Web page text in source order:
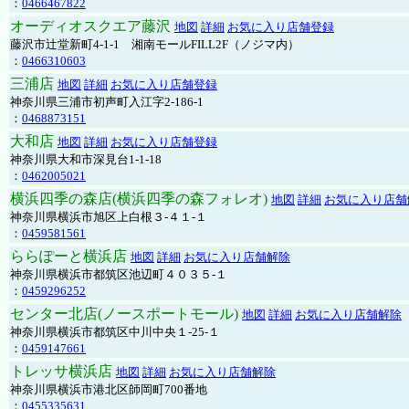
： 0466467822
オーディオスクエア藤沢 地図 詳細 お気に入り店舗登録
藤沢市辻堂新町4-1-1 湘南モールFILL2F（ノジマ内）
： 0466310603
三浦店 地図 詳細 お気に入り店舗登録
神奈川県三浦市初声町入江字2-186-1
： 0468873151
大和店 地図 詳細 お気に入り店舗登録
神奈川県大和市深見台1-1-18
： 0462005021
横浜四季の森店(横浜四季の森フォレオ) 地図 詳細 お気に入り店
神奈川県横浜市旭区上白根３-４１-１
： 0459581561
ららぽーと横浜店 地図 詳細 お気に入り店舗解除
神奈川県横浜市都筑区池辺町４０３５-１
： 0459296252
センター北店(ノースポートモール) 地図 詳細 お気に入り店舗解除
神奈川県横浜市都筑区中川中央１-25-１
： 0459147661
トレッサ横浜店 地図 詳細 お気に入り店舗解除
神奈川県横浜市港北区師岡町700番地
： 0455335631